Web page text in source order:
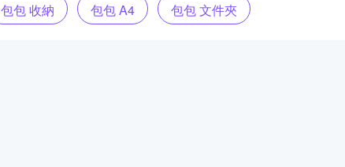
包包 收納 包包 A4 包包 文件夾